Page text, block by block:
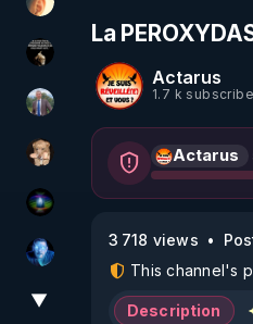
La Puce à l'oreille
Infos et vérité
Nicolas BOUVIER
DataCenter
WakeUp
AH2020
▼
La
Actarus
1.7 k
Actarus
3 718 views
This channel's
Description